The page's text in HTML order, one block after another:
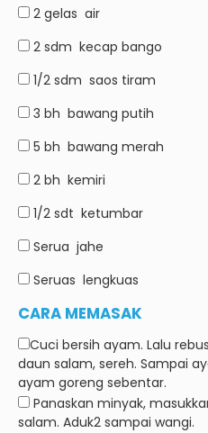
2 gelas air
2 sdm kecap bango
1/2 sdm saos tiram
3 bh bawang putih
5 bh bawang merah
2 bh kemiri
1/2 sdt ketumbar
Serua jahe
Seruas lengkuas
CARA MEMASAK
Cuci bersih ayam. Lalu
daun salam, sereh. Sampai
ayam goreng sebentar.
Panaskan minyak,
salam. Aduk2 sampai wangi.